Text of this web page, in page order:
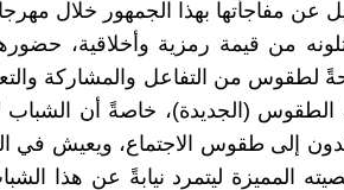
مفاجأتها بهذا الجمهور خلال مهرجان
من قيمة رمزية وأخلاقية،
من التفاعل والمشاركة
الطقوس (الجديدة)، خاصةً أن الشباب
إلى طقوس الاجتماع، ويعيش في
المميزة ليتمرد نيابةً عن هذا